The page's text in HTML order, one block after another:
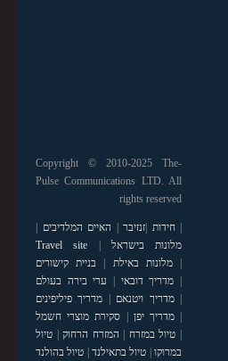
Copyright © 2010-2025 The-
Pulse Communications LTD. All
rights reserved
|חידות |זנזיבר | האיים המלדיבים |
מלונות בישראל |
Travel site
|מלונות באילת | בניית קישורים
| מדריך דובאי | ערי בירה בעולם
|מדריך ויטנאם | מדריך פיליפינים
|מדריך יפן | סקירת מוצרי חשמל
| טיול במזרח | המזרח הרחוק| טיול
במרוקו| טיול בתאילנד| טיול בהולנד